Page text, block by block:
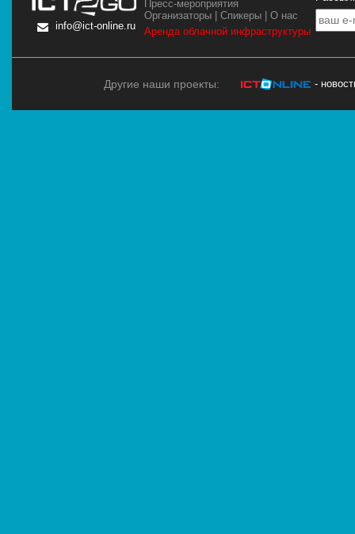
info@ict-online.ru
Пресс-мероприятия
Организаторы |Спикеры |О нас
Аренда облачной инфраструктуры
Другие наши проекты: -